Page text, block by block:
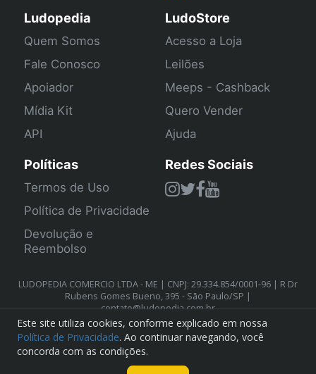
Ludopedia
Quem Somos
Fale Conosco
Apoiador
Mídia Kit
API
LudoStore
Acesso a Loja
Leilões
Meeps - Cashback
Quero Vender
Ajuda
Políticas
Termos de Uso
Política de Privacidade
Devolução e
Reembolso
Redes Sociais
LUDOPEDIA COMERCIO LTDA - ME | CNPJ: 29.334.854/0001-96 | R Dr
Rubens Gomes Bueno, 395 - São Paulo/SP |
contato@ludopedia.com.br
Este site utiliza cookies, conforme explicado em nossa
Política de Privacidade. Ao continuar navegando, você
concorda com as condições.